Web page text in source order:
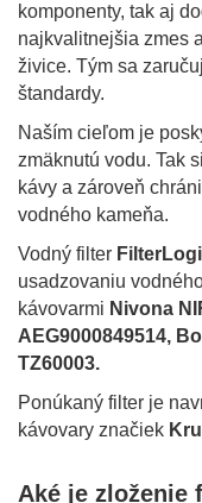
komponenty, tak aj
najkvalitnejšia zmes
živice. Tým sa
štandardy.
Naším cieľom je
zmäknutú vodu. Tak
kávy a zároveň
vodného kameňa.
Vodný filter
usadzovaniu
kávovarmi Nivona
AEG9000849514,
TZ60003.
Ponúkaný filter je
kávovary značiek
Aké je zloženie